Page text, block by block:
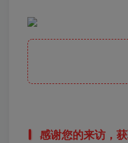
感谢您的来访，